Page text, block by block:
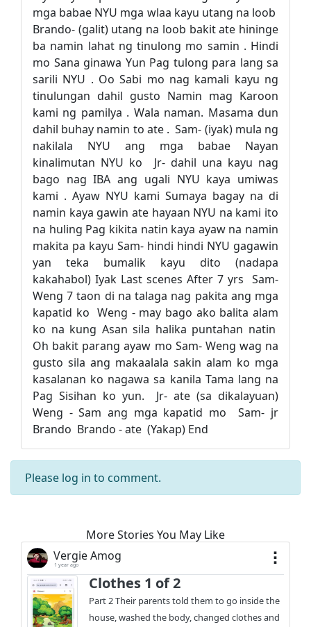
Please log in to comment.
More Stories You May Like
Vergie Amog
1 year ago
Clothes 1 of 2
Part 2 Their parents told them to go inside the
house, washed the body, changed clothes and